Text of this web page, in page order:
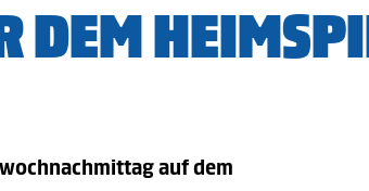
DEM
auf dem